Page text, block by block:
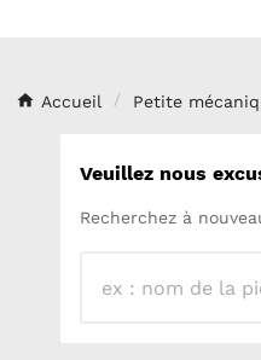
Accueil Petite
Veuillez nous
Recherchez à